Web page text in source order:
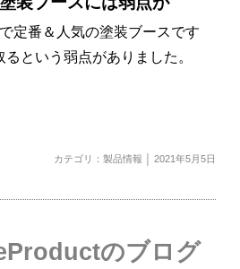
定番＆人気の塗装ブースです
という弱点がありました。
カテゴリ：製品情報 │ 2021年5月5日
のブログ